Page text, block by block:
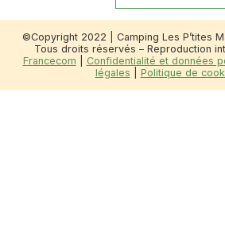
©Copyright 2022 | Camping Les P’tites
Tous droits réservés – Reproduction
Francecom
Confidentialité et données
légales
Politique de